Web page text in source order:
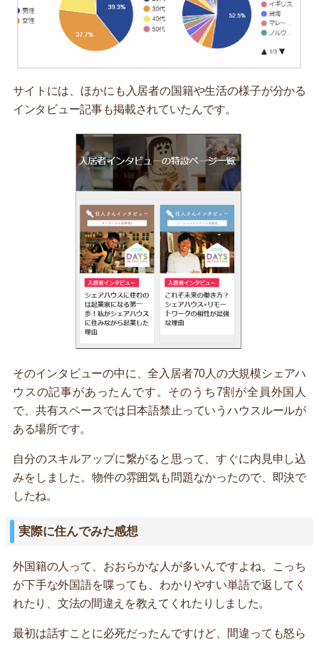
サイトには、ほかにも入居者の国籍や生活の様子が分かる
インタビュー記事も掲載されていたんです。
そのインタビューの中に、全入居者70人の大規模シェアハ
ウスの記事があったんです。そのうち7割が全員外国人
で、共有スペースでは日本語禁止っていうハウスルールが
ある場所です。
自分のスキルアップに繋がると思って、すぐに内見申し込
みをしました。物件の雰囲気も問題なかったので、即決で
したね。
実際に住んでみた感想
外国籍の人って、おおらかな人が多いんですよね。こっち
が下手な外国語を喋っても、わかりやすい単語で返してく
れたり、文法の間違えを教えてくれたりしました。
最初は話すことに必死だったんですけど、間違っても怒ら